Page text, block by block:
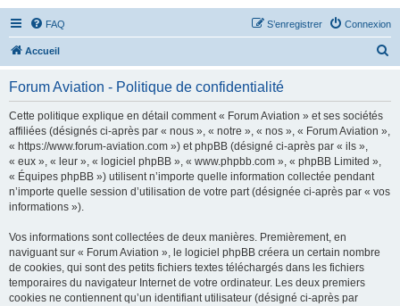
FAQ Connexion
S’enregistrer
Accueil
Forum Aviation - Politique de confidentialité
Cette politique explique en détail comment « Forum Aviation » et ses sociétés
affiliées (désignés ci-après par « nous », « notre », « nos », « Forum Aviation »,
« https://www.forum-aviation.com ») et phpBB (désigné ci-après par « ils »,
« eux », « leur », « logiciel phpBB », « www.phpbb.com », « phpBB Limited »,
« Équipes phpBB ») utilisent n’importe quelle information collectée pendant
n’importe quelle session d’utilisation de votre part (désignée ci-après par « vos
informations »).
Vos informations sont collectées de deux manières. Premièrement, en
naviguant sur « Forum Aviation », le logiciel phpBB créera un certain nombre
de cookies, qui sont des petits fichiers textes téléchargés dans les fichiers
temporaires du navigateur Internet de votre ordinateur. Les deux premiers
cookies ne contiennent qu’un identifiant utilisateur (désigné ci-après par